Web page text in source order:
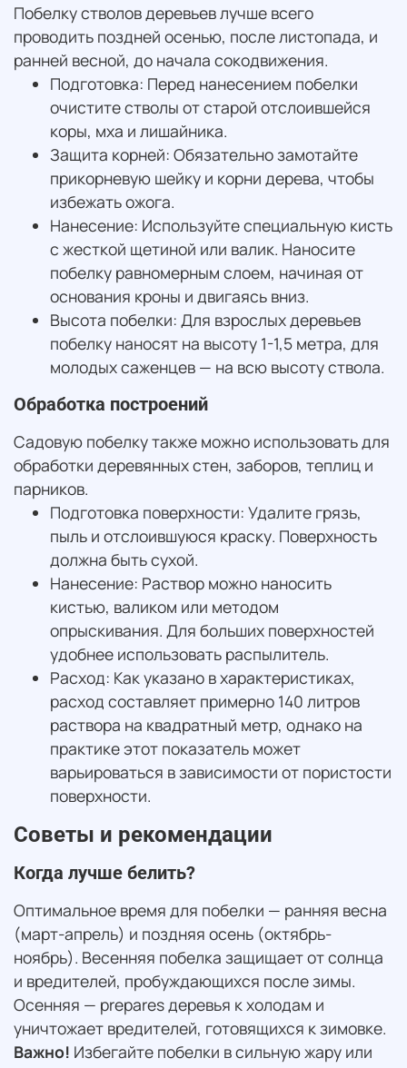
Побелку стволов деревьев лучше всего
проводить поздней осенью, после листопада, и
ранней весной, до начала сокодвижения.
Подготовка: Перед нанесением побелки
очистите стволы от старой отслоившейся
коры, мха и лишайника.
Защита корней: Обязательно замотайте
прикорневую шейку и корни дерева, чтобы
избежать ожога.
Нанесение: Используйте специальную кисть
с жесткой щетиной или валик. Наносите
побелку равномерным слоем, начиная от
основания кроны и двигаясь вниз.
Высота побелки: Для взрослых деревьев
побелку наносят на высоту 1-1,5 метра, для
молодых саженцев — на всю высоту ствола.
Обработка построений
Садовую побелку также можно использовать для
обработки деревянных стен, заборов, теплиц и
парников.
Подготовка поверхности: Удалите грязь,
пыль и отслоившуюся краску. Поверхность
должна быть сухой.
Нанесение: Раствор можно наносить
кистью, валиком или методом
опрыскивания. Для больших поверхностей
удобнее использовать распылитель.
Расход: Как указано в характеристиках,
расход составляет примерно 140 литров
раствора на квадратный метр, однако на
практике этот показатель может
варьироваться в зависимости от пористости
поверхности.
Советы и рекомендации
Когда лучше белить?
Оптимальное время для побелки — ранняя весна
(март-апрель) и поздняя осень (октябрь-
ноябрь). Весенняя побелка защищает от солнца
и вредителей, пробуждающихся после зимы.
Осенняя — prepares деревья к холодам и
уничтожает вредителей, готовящихся к зимовке.
Важно! Избегайте побелки в сильную жару или